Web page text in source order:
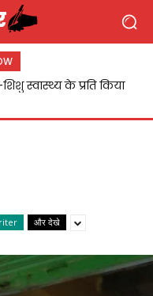
स्वास्थ्य के प्रति किया
और देखे